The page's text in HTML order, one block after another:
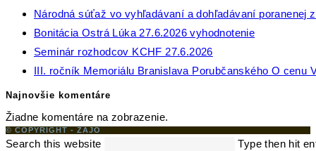
Národná súťaž vo vyhľadávaní a dohľadávaní poranenej
Bonitácia Ostrá Lúka 27.6.2026 vyhodnotenie
Seminár rozhodcov KCHF 27.6.2026
III. ročník Memoriálu Branislava Porubčanského O cenu
Najnovšie komentáre
Žiadne komentáre na zobrazenie.
© COPYRIGHT - ZAJO
Search this website Type then hit